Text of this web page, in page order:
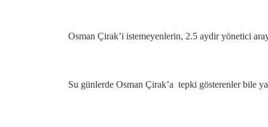
Osman Çirak’i istemeyenlerin, 2.5 aydir yönetici
Su günlerde Osman Çirak’a tepki gösterenler bile